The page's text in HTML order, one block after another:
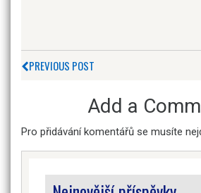
PREVIOUS POST
Add a
Pro přidávání komentářů se musíte